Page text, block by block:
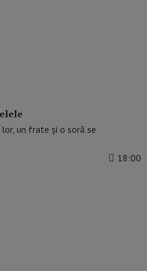
un frate și o soră se
18:00